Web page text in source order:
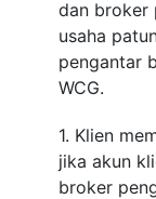
dan broker
usaha
pengantar
WCG.
1. Klien
jika akun
broker